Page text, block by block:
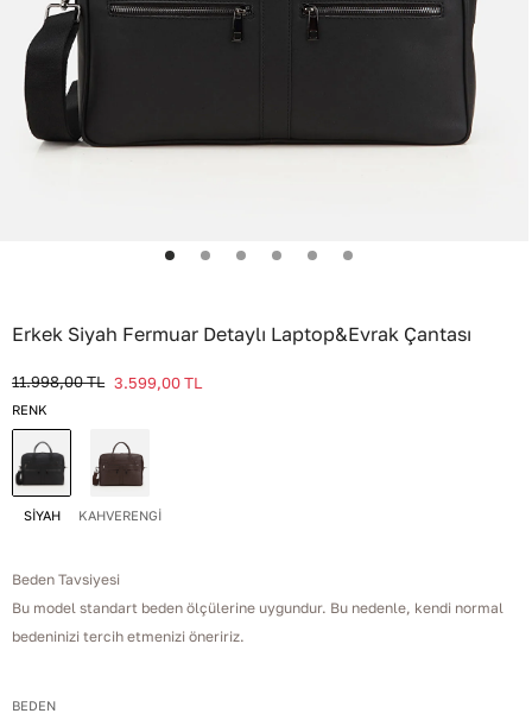
Erkek Siyah Fermuar Detaylı Laptop&Evrak Çantası
11.998,00TL 3.599,00TL
RENK
SİYAH KAHVERENGİ
Beden Tavsiyesi
Bu model standart beden ölçülerine uygundur. Bu nedenle, kendi normal
bedeninizi tercih etmenizi öneririz.
BEDEN